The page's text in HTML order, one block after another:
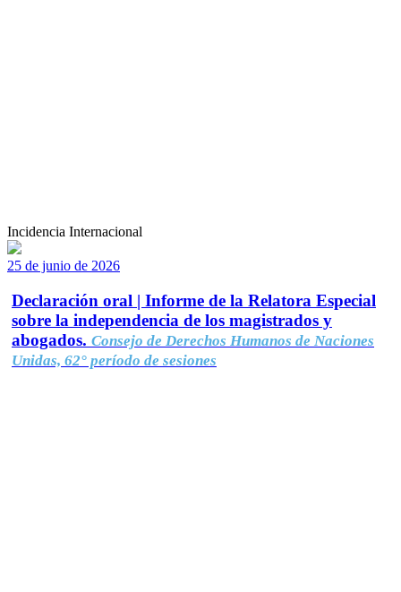
Incidencia Internacional
25 de junio de 2026
Declaración oral | Informe de la Relatora Especial
sobre la independencia de los magistrados y
abogados. Consejo de Derechos Humanos de Naciones
Unidas, 62° período de sesiones